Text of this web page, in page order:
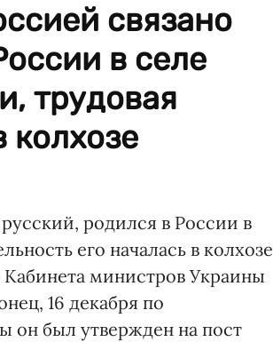
связано
в селе
трудовая
колхозе
родился в России в
его началась в колхозе
Кабинета министров Украины
16 декабря по
он был утвержден на пост